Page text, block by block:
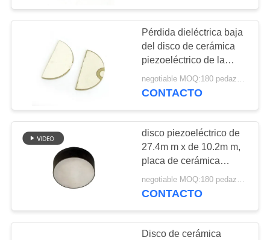
VIAJE
FÁBRICA
CONTROL
DE
CALIDAD
ÉNTRENOS
EN
CONTACTO
Transductor
ultrasónico médico
41
transductor de la
limpieza ultrasónica
22
Pérdida dieléctrica baja
del disco de cerámica
piezoeléctrico de la
media luna para Doppler
fetal
negotiable MOQ:180 pedazos/pedazos
CONTACTO
disco piezoeléctrico de
27.4m m x de 10.2m m,
placa de cerámica
piezoeléctrica para
pescar el buscador
negotiable MOQ:180 pedazos/pedazos
CONTACTO
Disco de cerámica